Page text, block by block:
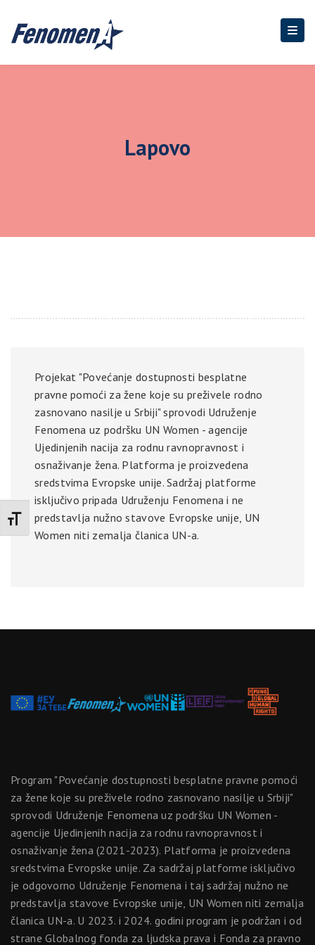
Promenite veličinu slova
Lapovo
Projekat "Povećanje dostupnosti besplatne
pravne pomoći za žene koje su preživele rodno
zasnovano nasilje u Srbiji" sprovodi Udruženje
Fenomena uz podršku UN Women - agencije
Ujedinjenih nacija za rodnu ravnopravnost i
osnaživanje žena. Platforma je proizvedena
sredstvima Evropske unije. Sadržaj platforme
isključivo pripada Udruženju Fenomena i ne
predstavlja nužno stavove Evropske unije, UN
Women niti zemalja članica UN-a.
Program "Povećanje dostupnosti besplatne pravne pomoći
za žene koje su preživele rodno zasnovano nasilje u Srbiji"
sprovodi Udruženje Fenomena uz podršku UN Women -
agencije Ujedinjenih nacija za rodnu ravnopravnost i
osnaživanje žena (2021-2023). Platforma je proizvedena
sredstvima Evropske unije. Za sadržaj platforme isključivo
je odgovorno Udruženje Fenomena i taj sadržaj nužno ne
predstavlja stavove Evropske unije, UN Women niti zemalja
članica UN-a. U 2023. i 2024. godini program je podržan i od
strane Globalnog fonda za ljudska prava i Fonda za pravno